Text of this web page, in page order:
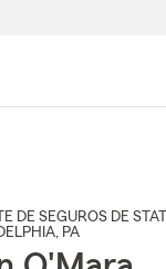
DE SEGUROS DE
, PA